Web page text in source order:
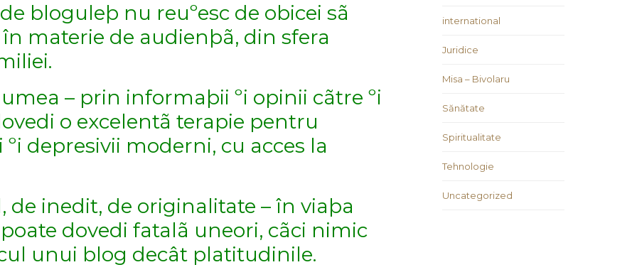
bloguleþ nu reuºesc de obicei sã
materie de audienþã, din sfera
– prin informaþii ºi opinii cãtre ºi
o excelentã terapie pentru
depresivii moderni, cu acces la
de inedit, de originalitate – în viaþa
dovedi fatalã uneori, cãci nimic
unui blog decât platitudinile.
international
Juridice
Misa – Bivolaru
Sănătate
Spiritualitate
Tehnologie
Uncategorized